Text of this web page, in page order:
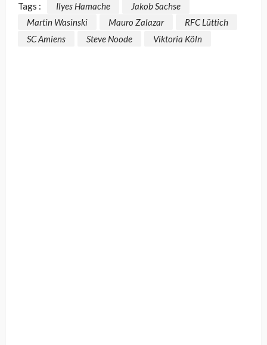
Tags : Ilyes Hamache
Jakob Sachse
Martin Wasinski
Mauro Zalazar
RFC Lüttich
SC Amiens
Steve Noode Viktoria Köln